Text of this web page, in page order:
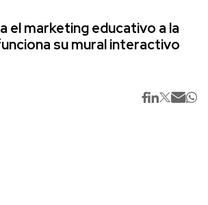
el marketing educativo a la
su mural interactivo